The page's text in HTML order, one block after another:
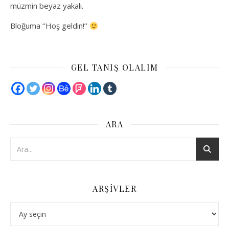
müzmin beyaz yakalı.
Bloğuma ‘’Hoş geldin!’’
GEL TANIŞ OLALIM
ARA
ARŞIVLER